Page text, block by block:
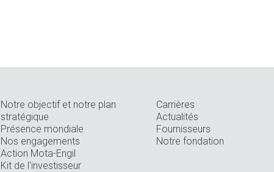
Notre objectif et notre plan
stratégique
Présence mondiale
Nos engagements
Action Mota-Engil
Kit de l’investisseur
Carrières
Actualités
Fournisseurs
Notre fondation